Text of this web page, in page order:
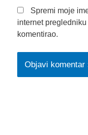
Spremi moje
internet
komentirao.